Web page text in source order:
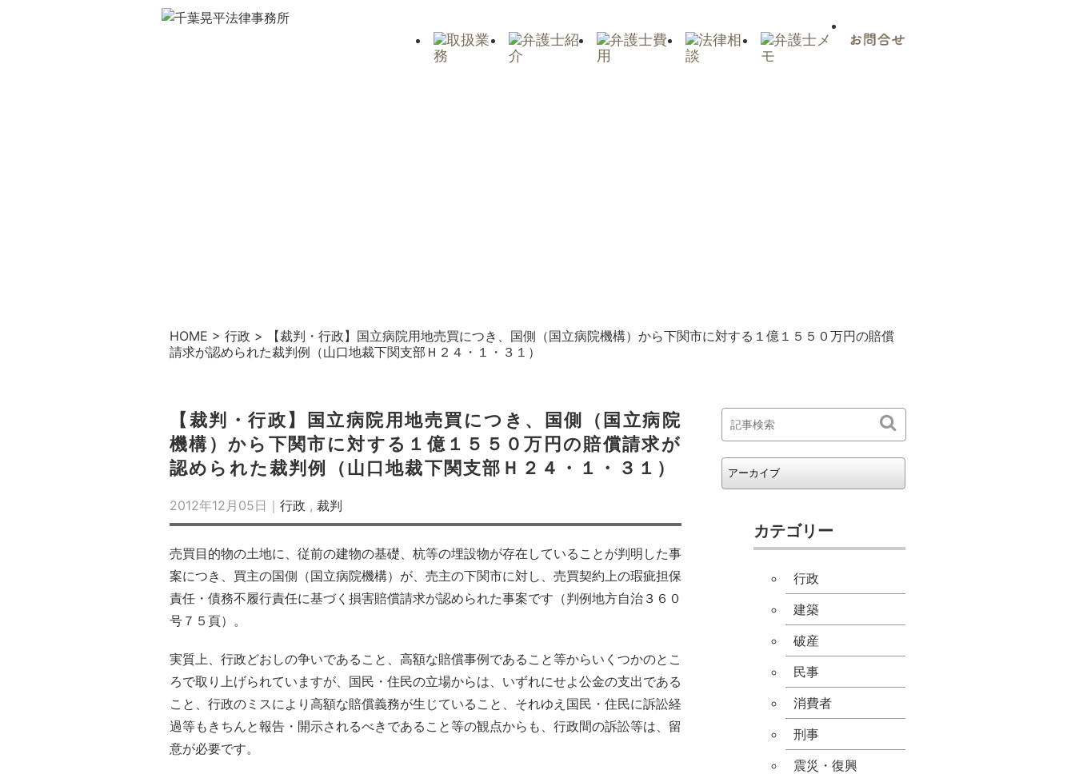
HOME > 行政 >
【裁判・行政】国立病院用地売買につき、国側（国立病院機構）から下関市に対する１億１５５０万円の賠償
請求が認められた裁判例（山口地裁下関支部Ｈ２４・１・３１）
【裁判・行政】国立病院用地売買につき、国側（国立病院
機構）から下関市に対する１億１５５０万円の賠償請求が
認められた裁判例（山口地裁下関支部Ｈ２４・１・３１）
2012年12月05日｜ 行政 , 裁判
売買目的物の土地に、従前の建物の基礎、杭等の埋設物が存在していることが判明した事
案につき、買主の国側（国立病院機構）が、売主の下関市に対し、売買契約上の瑕疵担保
責任・債務不履行責任に基づく損害賠償請求が認められた事案です（判例地方自治３６０
号７５頁）。
実質上、行政どおしの争いであること、高額な賠償事例であること等からいくつかのとこ
ろで取り上げられていますが、国民・住民の立場からは、いずれにせよ公金の支出である
こと、行政のミスにより高額な賠償義務が生じていること、それゆえ国民・住民に訴訟経
過等もきちんと報告・開示されるべきであること等の観点からも、行政間の訴訟等は、留
意が必要です。
カテゴリー
行政
建築
破産
民事
消費者
刑事
震災・復興